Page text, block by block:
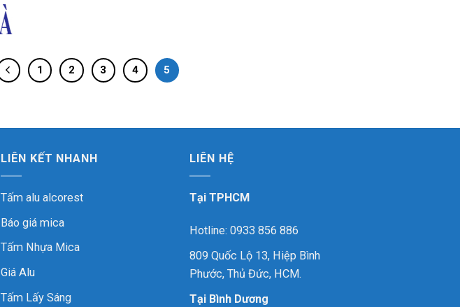
1 2 3 4 5
LIÊN KẾT NHANH
Tấm alu alcorest
Báo giá mica
Tấm Nhựa Mica
Giá Alu
Tấm Lấy Sáng
LIÊN HỆ
Tại TPHCM
Hotline: 0933 856 886
809 Quốc Lộ 13, Hiệp Bình
Phước, Thủ Đức, HCM.
Tại Bình Dương